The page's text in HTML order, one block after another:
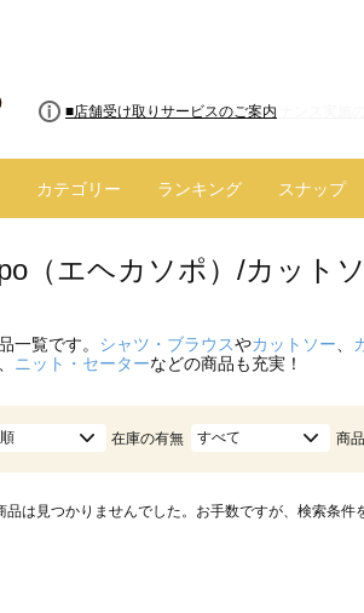
■8/13(木)AM2:00～サイトメンテナンス実施の
■店舗受け取りサービスのご案内
カテゴリー ランキング スナップ
（エヘカソポ）/カット
一覧です。 シャツ・ブラウスやカットソー
ニット・セーターなどの商品も充実！
在庫の有無 すべて 商
品は見つかりませんでした。お手数ですが、検索条件